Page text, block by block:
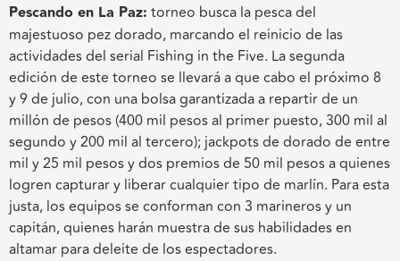
Pescando en La Paz: torneo busca la pesca del
majestuoso pez dorado, marcando el reinicio de las
actividades del serial Fishing in the Five. La segunda
edición de este torneo se llevará a que cabo el próximo 8
y 9 de julio, con una bolsa garantizada a repartir de un
millón de pesos (400 mil pesos al primer puesto, 300 mil al
segundo y 200 mil al tercero); jackpots de dorado de entre
mil y 25 mil pesos y dos premios de 50 mil pesos a quienes
logren capturar y liberar cualquier tipo de marlín. Para esta
justa, los equipos se conforman con 3 marineros y un
capitán, quienes harán muestra de sus habilidades en
altamar para deleite de los espectadores.